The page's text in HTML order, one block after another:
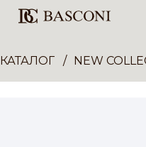
КАТАЛОГ NEW